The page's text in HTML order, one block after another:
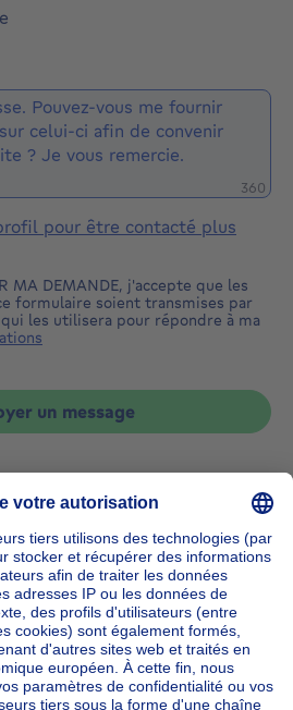
360
pour être contacté plus
MA DEMANDE, j'accepte que les
formulaire soient transmises par
les utilisera pour répondre à ma
un message
Bruxelles (province)
à Watermael-boitsfort